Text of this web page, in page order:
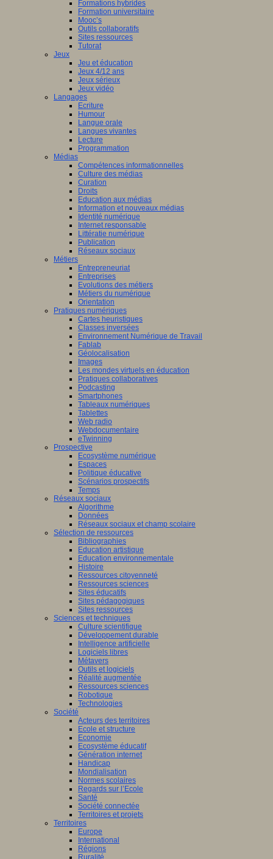
Formations hybrides
Formation universitaire
Mooc’s
Outils collaboratifs
Sites ressources
Tutorat
Jeux
Jeu et éducation
Jeux 4/12 ans
Jeux sérieux
Jeux vidéo
Langages
Ecriture
Humour
Langue orale
Langues vivantes
Lecture
Programmation
Médias
Compétences informationnelles
Culture des médias
Curation
Droits
Education aux médias
Information et nouveaux médias
Identité numérique
Internet responsable
Littératie numérique
Publication
Réseaux sociaux
Métiers
Entrepreneuriat
Entreprises
Evolutions des métiers
Métiers du numérique
Orientation
Pratiques numériques
Cartes heuristiques
Classes inversées
Environnement Numérique de Travail
Fablab
Géolocalisation
Images
Les mondes virtuels en éducation
Pratiques collaboratives
Podcasting
Smartphones
Tableaux numériques
Tablettes
Web radio
Webdocumentaire
eTwinning
Prospective
Ecosystème numérique
Espaces
Politique éducative
Scénarios prospectifs
Temps
Réseaux sociaux
Algorithme
Données
Réseaux sociaux et champ scolaire
Sélection de ressources
Bibliographies
Education artistique
Education environnementale
Histoire
Ressources citoyenneté
Ressources sciences
Sites éducatifs
Sites pédagogiques
Sites ressources
Sciences et techniques
Culture scientifique
Développement durable
Intelligence artificielle
Logiciels libres
Métavers
Outils et logiciels
Réalité augmentée
Ressources sciences
Robotique
Technologies
Société
Acteurs des territoires
Ecole et structure
Economie
Ecosystème éducatif
Génération internet
Handicap
Mondialisation
Normes scolaires
Regards sur l’Ecole
Santé
Société connectée
Territoires et projets
Territoires
Europe
International
Régions
Ruralité